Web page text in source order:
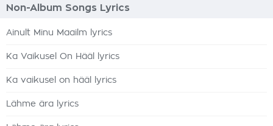
Non-Album Songs Lyrics
Ainult Minu Maailm lyrics
Ka Vaikusel On Hääl lyrics
Ka vaikusel on hääl lyrics
Lähme ära lyrics